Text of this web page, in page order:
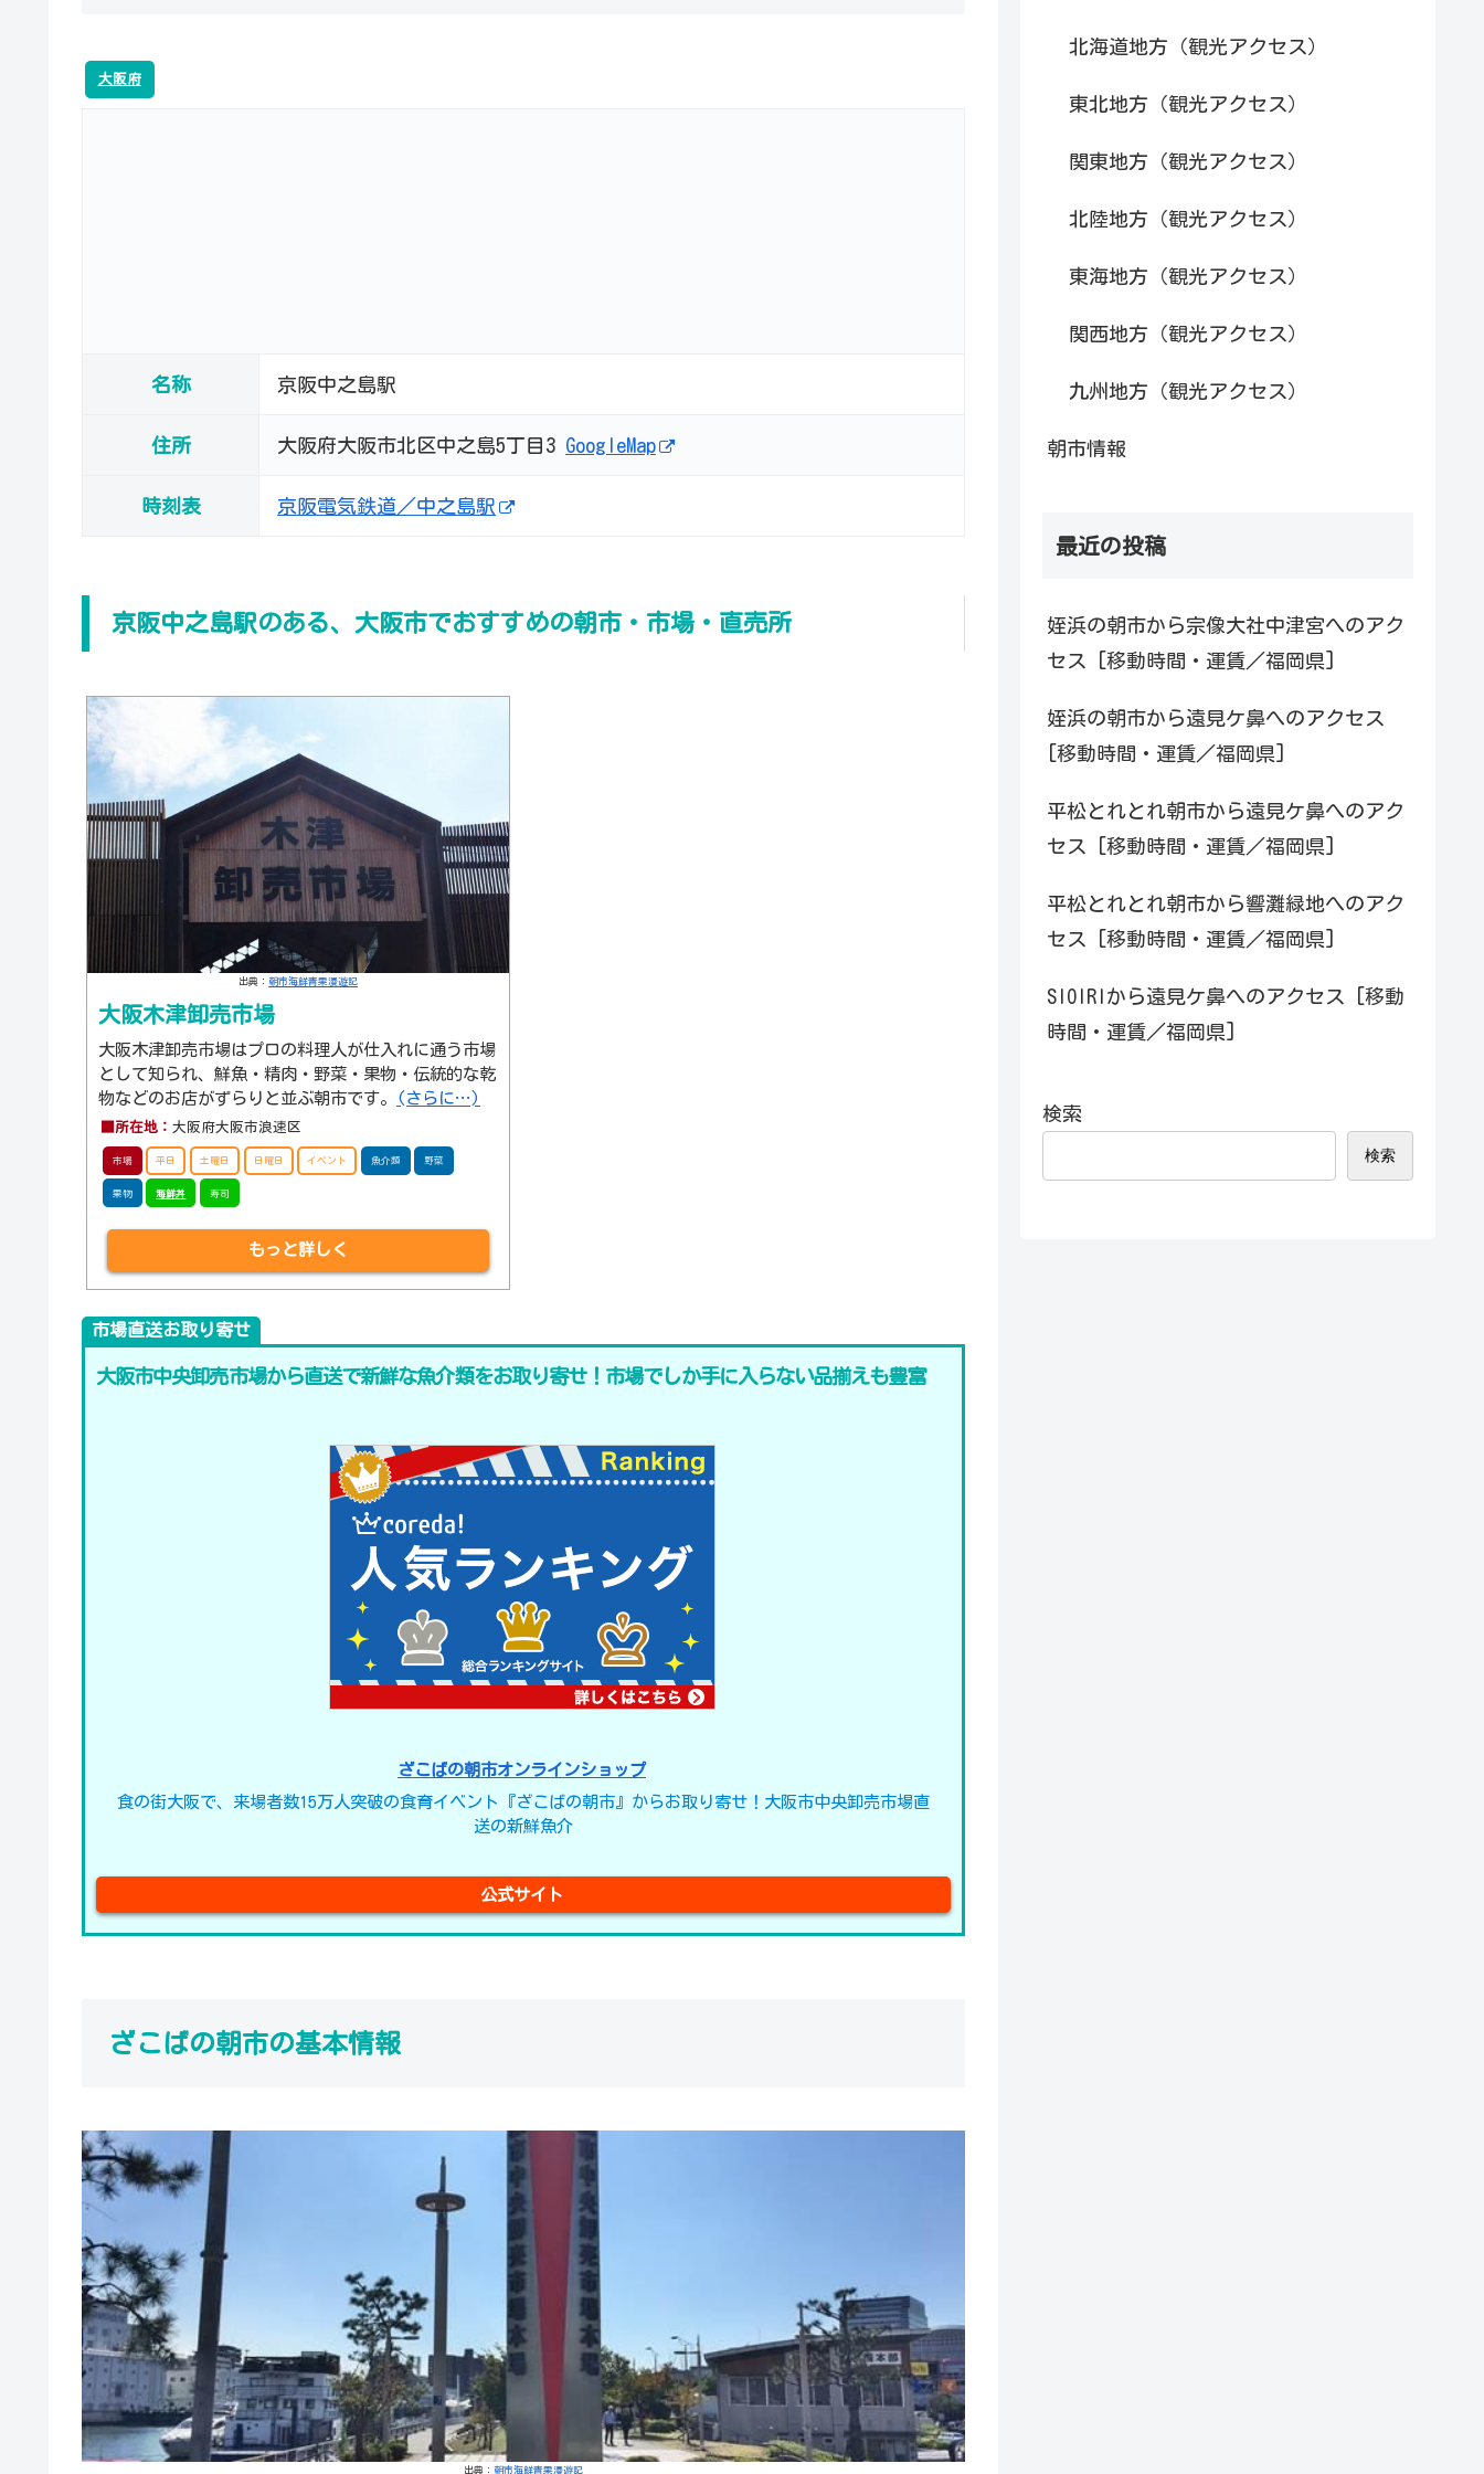
大阪府
名称 京阪中之島駅
住所 大阪府大阪市北区中之島5丁目3 GoogleMap
時刻表 京阪電気鉄道／中之島駅
京阪中之島駅のある、大阪市でおすすめの朝市・市場・直売所
出典： 朝市海鮮青果漫遊記
大阪木津卸売市場
大阪木津卸売市場はプロの料理人が仕入れに通う市場
として知られ、鮮魚・精肉・野菜・果物・伝統的な乾
物などのお店がずらりと並ぶ朝市です。
(さらに…)
■所在地： 大阪府大阪市浪速区
市場 平日 土曜日 日曜日 イベント 魚介類 野菜
果物 海鮮丼 寿司
もっと詳しく
市場直送お取り寄せ
大阪市中央卸売市場から直送で新鮮な魚介類をお取り寄せ！市場でしか手に入らない品揃えも豊富
ざこばの朝市オンラインショップ
食の街大阪で、来場者数15万人突破の食育イベント『ざこばの朝市』からお取り寄せ！大阪市中央卸売市場直
送の新鮮魚介
公式サイト
ざこばの朝市の基本情報
出典： 朝市海鮮青果漫遊記
北海道地方（観光アクセス）
東北地方（観光アクセス）
関東地方（観光アクセス）
北陸地方（観光アクセス）
東海地方（観光アクセス）
関西地方（観光アクセス）
九州地方（観光アクセス）
朝市情報
最近の投稿
姪浜の朝市から宗像大社中津宮へのアク
セス [移動時間・運賃／福岡県]
姪浜の朝市から遠見ケ鼻へのアクセス
[移動時間・運賃／福岡県]
平松とれとれ朝市から遠見ケ鼻へのアク
セス [移動時間・運賃／福岡県]
平松とれとれ朝市から響灘緑地へのアク
セス [移動時間・運賃／福岡県]
SIOIRIから遠見ケ鼻へのアクセス [移動
時間・運賃／福岡県]
検索
検索